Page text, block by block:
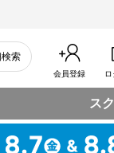
索
会員登録 ロ
ス